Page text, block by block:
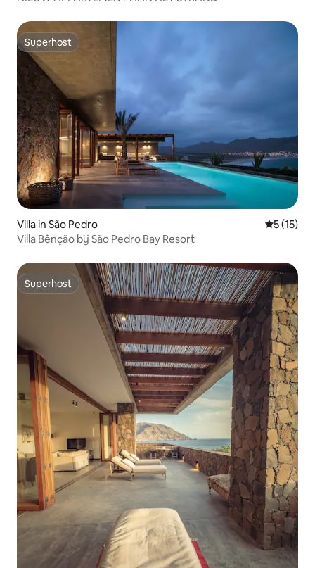
Superhost
Superhost
Villa in São Pedro
5 (15)
Villa Bênção bij São Pedro Bay Resort
Superhost
Superhost